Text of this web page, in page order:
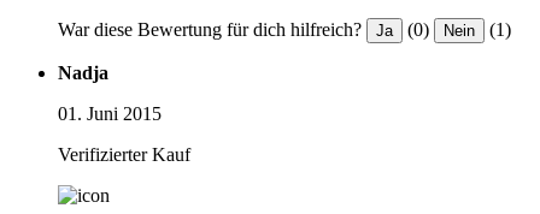
War diese Bewertung für dich hilfreich? Ja (0) Nein (1)
Nadja
01. Juni 2015
Verifizierter Kauf